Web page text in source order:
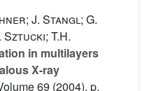
J. Stangl; G.
T.H.
in multilayers
X-ray
69 (2004), p.